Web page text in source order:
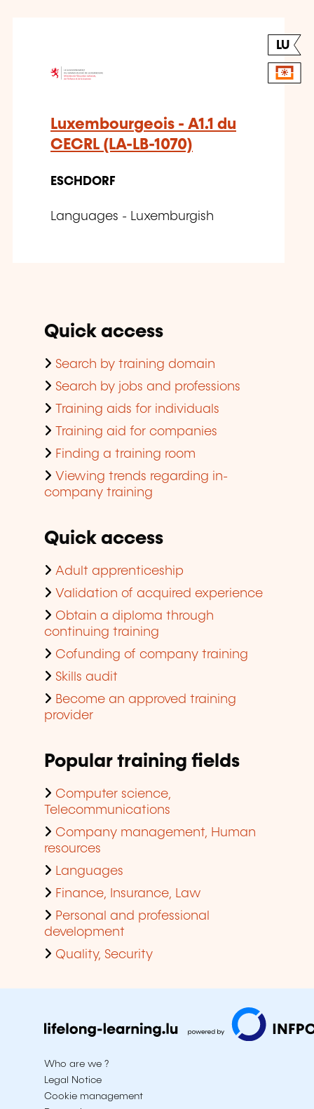
LU
Luxembourgeois - A1.1 du
CECRL (LA-LB-1070)
ESCHDORF
Languages - Luxemburgish
Quick access
Search by training domain
Search by jobs and professions
Training aids for individuals
Training aid for companies
Finding a training room
Viewing trends regarding in-
company training
Quick access
Adult apprenticeship
Validation of acquired experience
Obtain a diploma through
continuing training
Cofunding of company training
Skills audit
Become an approved training
provider
Popular training fields
Computer science,
Telecommunications
Company management, Human
resources
Languages
Finance, Insurance, Law
Personal and professional
development
Quality, Security
Who are we ?
Legal Notice
Cookie management